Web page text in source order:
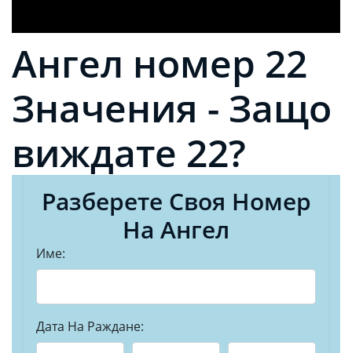
Ангел номер 22
Значения - Защо
виждате 22?
Разберете Своя Номер
На Ангел
Име:
Дата На Раждане: